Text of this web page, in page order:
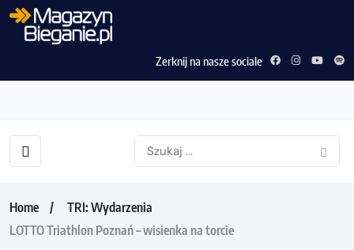
Zerknij na nasze sociale
Home
TRI: Wydarzenia
LOTTO Triathlon Poznań – wisienka na torcie